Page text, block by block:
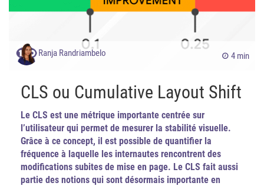
Ranja Randriambelo 4 min
CLS ou Cumulative Layout Shift
Le CLS est une métrique importante centrée sur
l’utilisateur qui permet de mesurer la stabilité visuelle.
Grâce à ce concept, il est possible de quantifier la
fréquence à laquelle les internautes rencontrent des
modifications subites de mise en page. Le CLS fait aussi
partie des notions qui sont désormais importante en